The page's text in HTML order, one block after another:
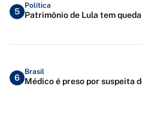
5
Política
Patrimônio de Lula tem
6
Brasil
Médico é preso por suspeita